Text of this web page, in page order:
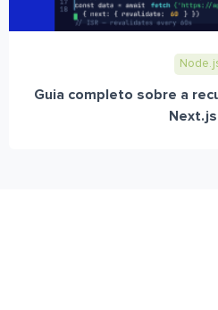
Guia completo sobre a